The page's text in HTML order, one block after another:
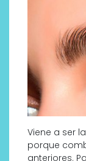
Viene a ser
porque
anteriores.